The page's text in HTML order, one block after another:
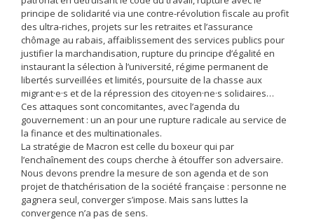
principe de solidarité via une contre-révolution fiscale au profit
des ultra-riches, projets sur les retraites et l’assurance
chômage au rabais, affaiblissement des services publics pour
justifier la marchandisation, rupture du principe d’égalité en
instaurant la sélection à l’université, régime permanent de
libertés surveillées et limités, poursuite de la chasse aux
migrant·e·s et de la répression des citoyen·ne·s solidaires…
Ces attaques sont concomitantes, avec l’agenda du
gouvernement : un an pour une rupture radicale au service de
la finance et des multinationales.
La stratégie de Macron est celle du boxeur qui par
l’enchaînement des coups cherche à étouffer son adversaire.
Nous devons prendre la mesure de son agenda et de son
projet de thatchérisation de la société française : personne ne
gagnera seul, converger s’impose. Mais sans luttes la
convergence n’a pas de sens.